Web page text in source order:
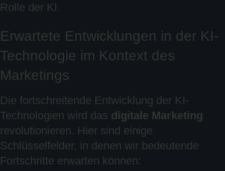
Rolle der KI.
Erwartete Entwicklungen in der KI-
Technologie im Kontext des
Marketings
Die fortschreitende Entwicklung der KI-
Technologien wird das digitale Marketing
revolutionieren. Hier sind einige
Schlüsselfelder, in denen wir bedeutende
Fortschritte erwarten können: